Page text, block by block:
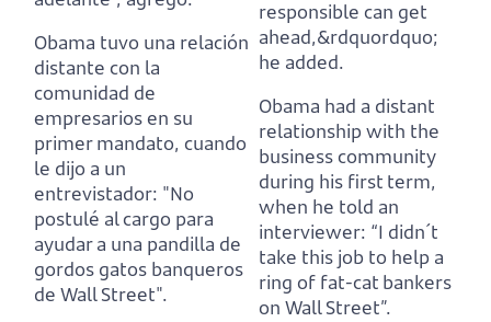
Obama tuvo una relación
distante con la
comunidad de
empresarios en su
primer mandato, cuando
le dijo a un
entrevistador: "No
postulé al cargo para
ayudar a una pandilla de
gordos gatos banqueros
de Wall Street".
responsible can get
ahead,&rdquordquo;
he added.
Obama had a distant
relationship with the
business community
during his first term,
when he told an
interviewer: “I didn´t
take this job to help a
ring of fat-cat bankers
on Wall Street”.